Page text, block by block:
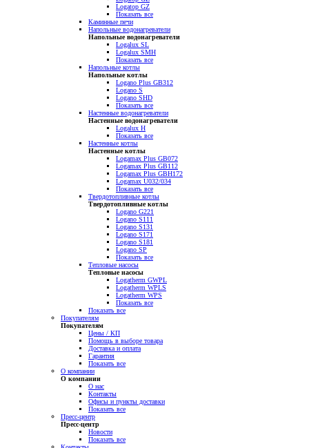
Logatop GZ
Показать все
Каминные печи
Напольные водонагреватели
Напольные водонагреватели
Logalux SL
Logalux SMH
Показать все
Напольные котлы
Напольные котлы
Logano Plus GB312
Logano S
Logano SHD
Показать все
Настенные водонагреватели
Настенные водонагреватели
Logalux H
Показать все
Настенные котлы
Настенные котлы
Logamax Plus GB072
Logamax Plus GB112
Logamax Plus GBH172
Logamax U032/034
Показать все
Твердотопливные котлы
Твердотопливные котлы
Logano G221
Logano S111
Logano S131
Logano S171
Logano S181
Logano SP
Показать все
Тепловые насосы
Тепловые насосы
Logatherm GWPL
Logatherm WPLS
Logatherm WPS
Показать все
Показать все
Покупателям
Покупателям
Цены / КП
Помощь в выборе товара
Доставка и оплата
Гарантия
Показать все
О компании
О компании
О нас
Контакты
Офисы и пункты доставки
Показать все
Пресс-центр
Пресс-центр
Новости
Показать все